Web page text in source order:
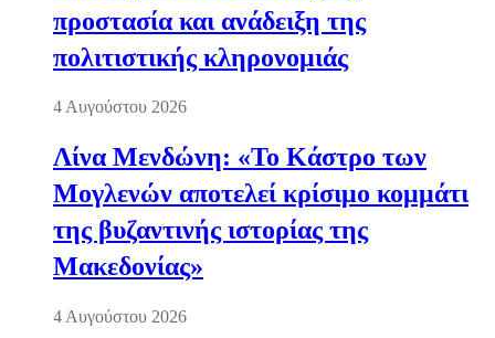
προστασία και ανάδειξη της
πολιτιστικής κληρονομιάς
4 Αυγούστου 2026
Λίνα Μενδώνη: «Το Κάστρο των
Μογλενών αποτελεί κρίσιμο κομμάτι
της βυζαντινής ιστορίας της
Μακεδονίας»
4 Αυγούστου 2026